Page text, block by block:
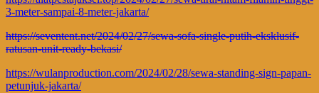
3-meter-sampai-8-meter-jakarta/
https://seventent.net/2024/02/27/sewa-sofa-single-putih-eksklusif-
ratusan-unit-ready-bekasi/
https://wulanproduction.com/2024/02/28/sewa-standing-sign-papan-
petunjuk-jakarta/